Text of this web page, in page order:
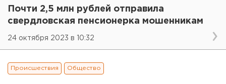
Почти 2,5 млн рублей отправила
свердловская пенсионерка мошенникам
24 октября 2023 в 10:32
Происшествия Общество